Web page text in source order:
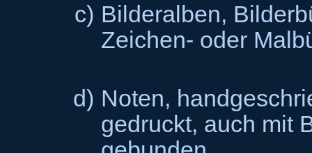
c) Bilderalben,
Zeichen- oder
d) Noten,
gedruckt, auch mit